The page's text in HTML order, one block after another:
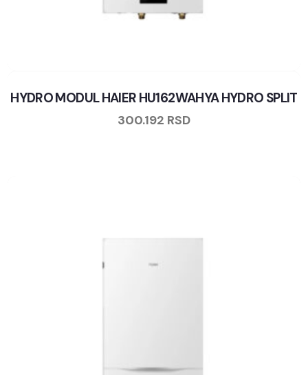
HYDRO MODUL HAIER HU162WAHYA HYDRO SPLIT
300.192 RSD